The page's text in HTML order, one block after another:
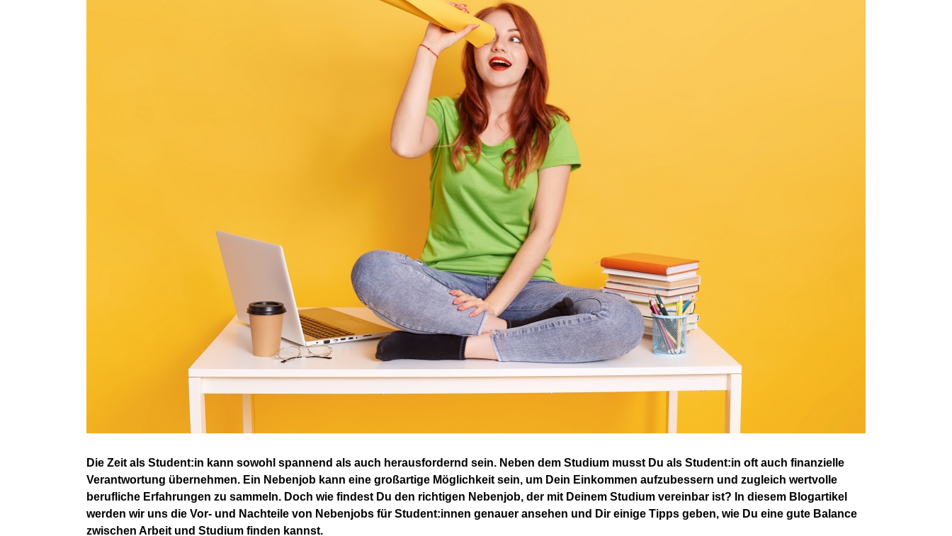
Die Zeit als Student:in kann sowohl spannend als auch herausfordernd sein. Neben dem Studium musst Du als Student:in oft auch finanzielle
Verantwortung übernehmen. Ein Nebenjob kann eine großartige Möglichkeit sein, um Dein Einkommen aufzubessern und zugleich wertvolle
berufliche Erfahrungen zu sammeln. Doch wie findest Du den richtigen Nebenjob, der mit Deinem Studium vereinbar ist? In diesem Blogartikel
werden wir uns die Vor- und Nachteile von Nebenjobs für Student:innen genauer ansehen und Dir einige Tipps geben, wie Du eine gute Balance
zwischen Arbeit und Studium finden kannst.